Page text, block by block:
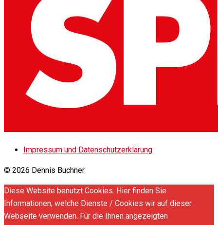
Impressum und Datenschutzerklärung
© 2026 Dennis Buchner
Diese Website benutzt Cookies. Hier finden Sie
Informationen, welche Dienste / Cookies wir auf dieser
Webseite verwenden. Für die Ihnen angezeigten